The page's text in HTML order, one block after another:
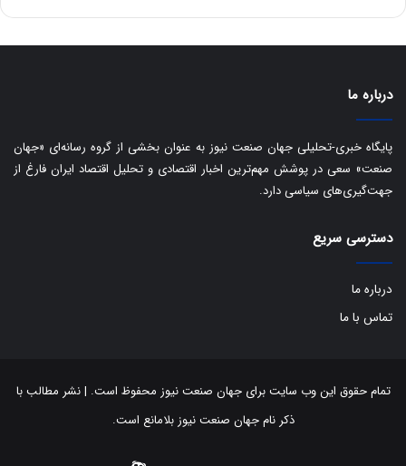
ی
ک
ی
ف
ی
درباره ما
پایگاه خبری-تحلیلی جهان صنعت نیوز به عنوان بخشی از گروه رسانه‌ای «جهان
صنعت» سعی در پوشش مهم‌ترین اخبار اقتصادی و تحلیل اقتصاد ایران فارغ از
جهت‌گیری‌های سیاسی دارد.
دسترسی سریع
درباره ما
تماس با ما
تمام حقوق این وب سایت برای جهان صنعت نیوز محفوظ است. | نشر مطالب با
ذکر نام جهان صنعت نیوز بلامانع است.